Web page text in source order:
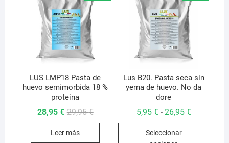
LUS LMP18 Pasta de
huevo semimorbida 18 %
proteina
29,95€El
28,95 €
El
Leer más
Lus B20. Pasta seca sin
yema de huevo. No da
dore
5,95 € - 26,95 €Rango
Seleccionar